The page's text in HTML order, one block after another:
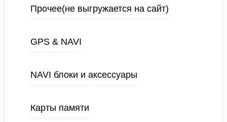
Прочее(не выгружается на сайт)
GPS & NAVI
NAVI блоки и аксессуары
Карты памяти